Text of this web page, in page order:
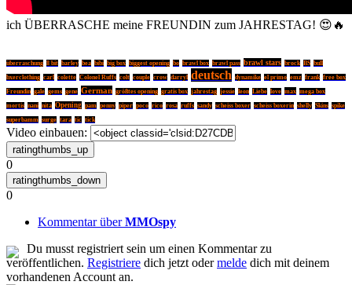
ich ÜBERRASCHE meine FREUNDIN zum JAHRESTAG! 😍🔥
überraschung 8 bit barley bea bibi big box biggest opening bo brawl box brawl pass brawl stars brock BS bull
bxerclothing carl colette Colonel Ruffs colt couple crow darryl deutsch dynamike el primo emz frank free box
Freundin gale gems gene German größtes opening gratis box jahrestag jessie leon Liebe love max mega box
mortis nani nita Opening pam penny piper poco rico rosa ruffs sandy scheiss boxer scheiss boxerin shelly Skins spike
superbamm surge tara tic tick
Video einbauen:
0
0
Kommentar überMMOspy
Du musst registriert sein um einen Kommentar zu
veröffentlichen. Registriere dich jetzt odermelde dich mit deinem
vorhandenen Account an.